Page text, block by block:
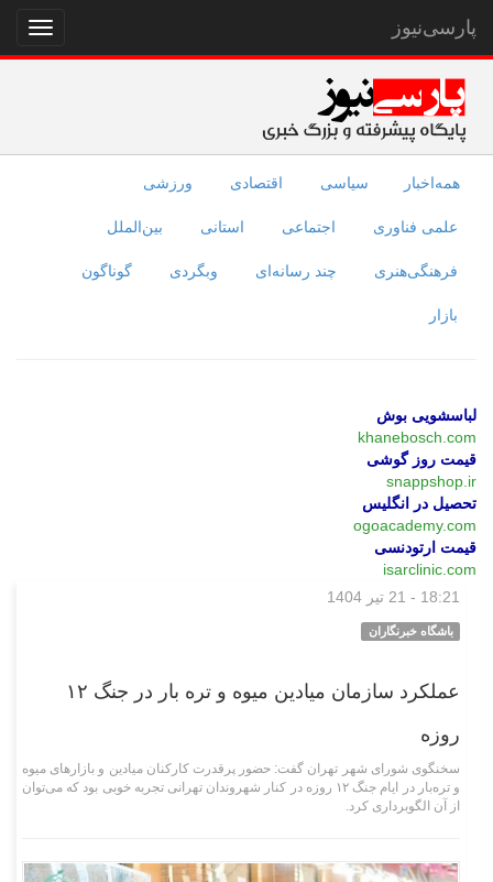
نمایش
منو
پارسی‌نیوز
همه‌اخبار سیاسی اقتصادی ورزشی
علمی فناوری اجتماعی استانی بین‌الملل
فرهنگی‌هنری چند رسانه‌ای وبگردی گوناگون
بازار
لباسشویی بوش
khanebosch.com
قیمت روز گوشی
snappshop.ir
تحصیل در انگلیس
ogoacademy.com
قیمت ارتودنسی
isarclinic.com
18:21 - 21 تیر 1404
باشگاه خبرنگاران
عملکرد سازمان میادین میوه و تره بار در جنگ ۱۲
روزه
سخنگوی شورای شهر تهران گفت: حضور پرقدرت کارکنان میادین و بازار‌های میوه
و تره‌بار در ایام جنگ ۱۲ روزه در کنار شهروندان تهرانی تجربه خوبی بود که می‌توان
از آن الگوبرداری کرد.